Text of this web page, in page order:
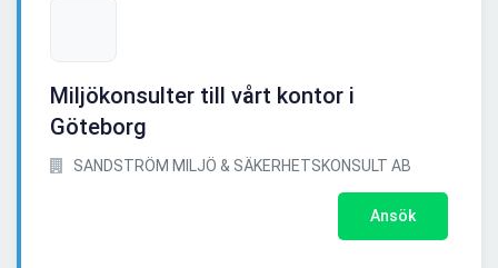
Miljökonsulter till vårt kontor i
Göteborg
SANDSTRÖM MILJÖ & SÄKERHETSKONSULT AB
Ansök